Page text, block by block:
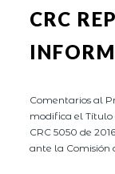
CRC
Comentarios al
modifica el Título
CRC 5050 de
ante la Comisión